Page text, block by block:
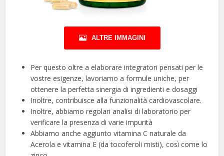
ALTRE IMMAGINI
Per questo oltre a elaborare integratori pensati per le
vostre esigenze, lavoriamo a formule uniche, per
ottenere la perfetta sinergia di ingredienti e dosaggi
Inoltre, contribuisce alla funzionalità cardiovascolare.
Inoltre, abbiamo regolari analisi di laboratorio per
verificare la presenza di varie impurità
Abbiamo anche aggiunto vitamina C naturale da
Acerola e vitamina E (da tocoferoli misti), così come lo